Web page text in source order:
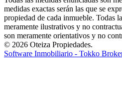
medidas exactas serán las que se
propiedad de cada inmueble. Todas
meramente ilustrativos y no
son meramente orientativos y no
© 2026 Oteiza Propiedades.
Software Inmobiliario - Tokko